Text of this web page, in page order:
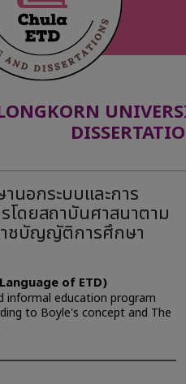
นอกระบบและการ
โดยสถาบันศาสนาตาม
าชบัญญัติการศึกษา
of ETD)
informal education program
to Boyle's concept and The